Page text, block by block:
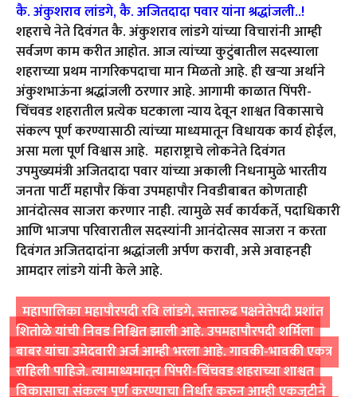
कै. अंकुशराव लांडगे, कै. अजितदादा पवार यांना श्रद्धांजली..!
शहराचे नेते दिवंगत कै. अंकुशराव लांडगे यांच्या विचारांनी आम्ही
सर्वजण काम करीत आहोत. आज त्यांच्या कुटुंबातील सदस्याला
शहराच्या प्रथम नागरिकपदाचा मान मिळतो आहे. ही खऱ्या अर्थाने
अंकुशभाऊंना श्रद्धांजली ठरणार आहे. आगामी काळात पिंपरी-
चिंचवड शहरातील प्रत्येक घटकाला न्याय देवून शाश्वत विकासाचे
संकल्प पूर्ण करण्यासाठी त्यांच्या माध्यमातून विधायक कार्य होईल,
असा मला पूर्ण विश्वास आहे. महाराष्ट्राचे लोकनेते दिवंगत
उपमुख्यमंत्री अजितदादा पवार यांच्या अकाली निधनामुळे भारतीय
जनता पार्टी महापौर किंवा उपमहापौर निवडीबाबत कोणताही
आनंदोत्सव साजरा करणार नाही. त्यामुळे सर्व कार्यकर्ते, पदाधिकारी
आणि भाजपा परिवारातील सदस्यांनी आनंदोत्सव साजरा न करता
दिवंगत अजितदादांना श्रद्धांजली अर्पण करावी, असे अवाहनही
आमदार लांडगे यांनी केले आहे.
महापालिका महापौरपदी रवि लांडगे, सत्तारुढ पक्षनेतेपदी प्रशांत
शितोळे यांची निवड निश्चित झाली आहे. उपमहापौरपदी शर्मिला
बाबर यांचा उमेदवारी अर्ज आम्ही भरला आहे. गावकी-भावकी एकत्र
राहिली पाहिजे. त्यामाध्यमातून पिंपरी-चिंचवड शहराच्या शाश्वत
विकासाचा संकल्प पूर्ण करण्याचा निर्धार करुन आम्ही एकजुटीने